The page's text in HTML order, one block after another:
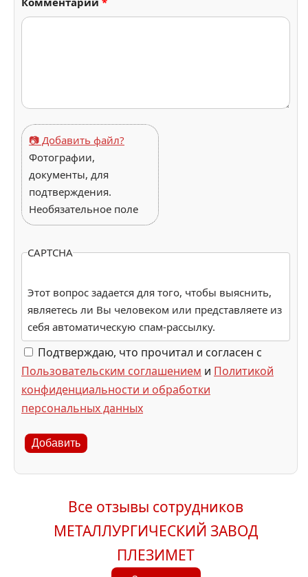
📷 Добавить файл?
Фотографии,
документы, для
подтверждения.
Необязательное поле
CAPTCHA
Этот вопрос задается для того, чтобы выяснить,
являетесь ли Вы человеком или представляете из
себя автоматическую спам-рассылку.
Подтверждаю, что прочитал и согласен с
Пользовательским соглашением и Политикой
конфиденциальности и обработки
персональных данных
Добавить
Все отзывы сотрудников
МЕТАЛЛУРГИЧЕСКИЙ ЗАВОД
ПЛЕЗИМЕТ